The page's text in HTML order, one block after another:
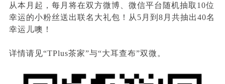
从本月起，每月将在双方微博、微信平台随机抽取10位
幸运的小粉丝送出联名大礼包！从5月到8月共抽出40名
幸运儿噢！
详情请见“TPlus茶家”与“大耳查布”双微。